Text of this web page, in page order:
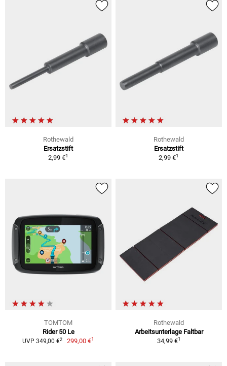
Rothewald
Ersatzstift
2,99 €1
Rothewald
Ersatzstift
2,99 €1
TOMTOM
Rider 50 Le
UVP 349,00 €2 299,00 €1
Rothewald
Arbeitsunterlage Faltbar
34,99 €1